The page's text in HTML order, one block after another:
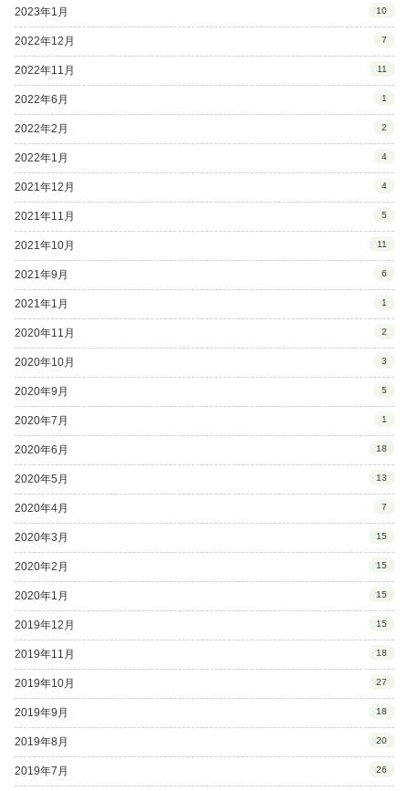
2023年1月 10
2022年12月 7
2022年11月 11
2022年6月 1
2022年2月 2
2022年1月 4
2021年12月 4
2021年11月 5
2021年10月 11
2021年9月 6
2021年1月 1
2020年11月 2
2020年10月 3
2020年9月 5
2020年7月 1
2020年6月 18
2020年5月 13
2020年4月 7
2020年3月 15
2020年2月 15
2020年1月 15
2019年12月 15
2019年11月 18
2019年10月 27
2019年9月 18
2019年8月 20
2019年7月 26